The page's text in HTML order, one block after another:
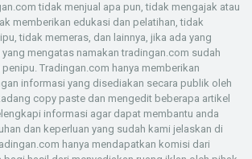
tidak menjual apa pun, tidak mengajak atau
memberikan edukasi dan pelatihan, tidak
tidak memeras, dan lainnya, jika ada yang
mengatas namakan tradingan.com sudah
Tradingan.com hanya memberikan
informasi yang disediakan secara publik oleh
copy paste dan mengedit beberapa artikel
informasi agar dapat membantu anda
dan keperluan yang sudah kami jelaskan di
hanya mendapatkan komisi dari